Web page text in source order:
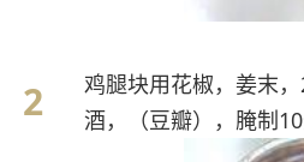
鸡腿块用花椒，姜末
酒，（豆瓣），腌制10